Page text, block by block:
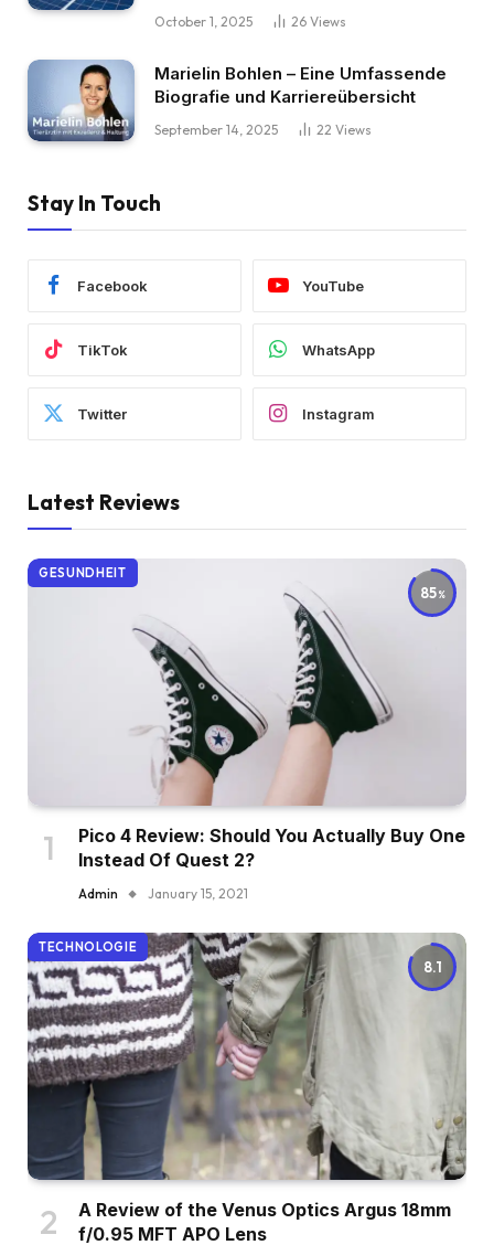
October 1, 2025 26 Views
Marielin Bohlen – Eine Umfassende
Biografie und Karriereübersicht
September 14, 2025 22 Views
Stay In Touch
Facebook YouTube
TikTok WhatsApp
Twitter Instagram
Latest Reviews
85
GESUNDHEIT
Pico 4 Review: Should You Actually Buy One
Instead Of Quest 2?
Admin January 15, 2021
8.1
TECHNOLOGIE
A Review of the Venus Optics Argus 18mm
f/0.95 MFT APO Lens